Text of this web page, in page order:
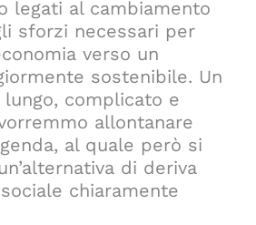
legati al cambiamento
sforzi necessari per
verso un
sostenibile. Un
complicato e
allontanare
al quale però si
di deriva
chiaramente